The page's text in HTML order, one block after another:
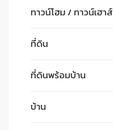
ทาวน์โฮม / ทาวน์เฮาส์
ที่ดิน
ที่ดินพร้อมบ้าน
บ้าน